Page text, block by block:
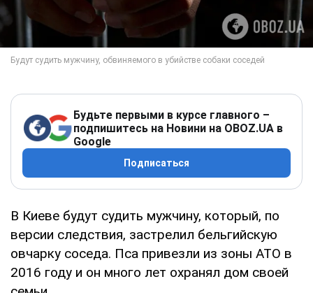
Будьте первыми в курсе главного –
подпишитесь на Новини на OBOZ.UA в
Google
Подписаться
В Киеве будут судить мужчину, который, по
версии следствия, застрелил бельгийскую
овчарку соседа. Пса привезли из зоны АТО в
2016 году и он много лет охранял дом своей